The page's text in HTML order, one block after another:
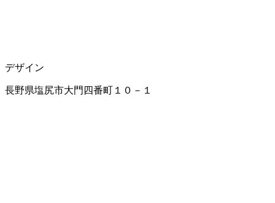
デザイン
長野県塩尻市大門四番町１０－１